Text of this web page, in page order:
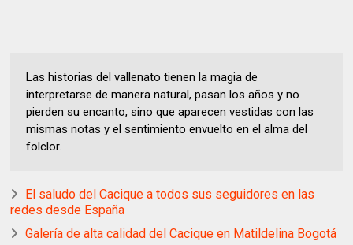
Las historias del vallenato tienen la magia de
interpretarse de manera natural, pasan los años y no
pierden su encanto, sino que aparecen vestidas con las
mismas notas y el sentimiento envuelto en el alma del
folclor.
El saludo del Cacique a todos sus seguidores en las
redes desde España
Galería de alta calidad del Cacique en Matildelina Bogotá